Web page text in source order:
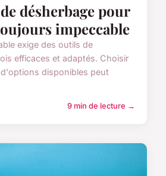
désherbage pour
impeccable
exige des outils de
efficaces et adaptés. Choisir
disponibles peut
9 min de lecture →